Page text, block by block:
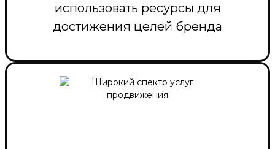
использовать ресурсы для
достижения целей бренда